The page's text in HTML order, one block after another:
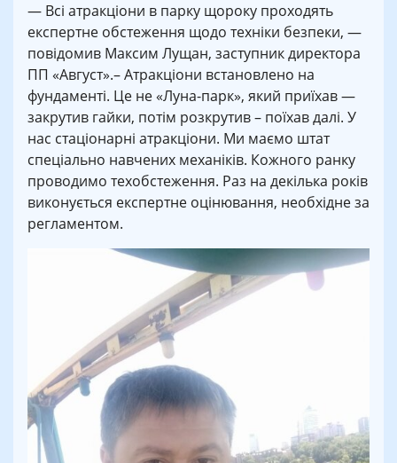
— Всі атракціони в парку щороку проходять
експертне обстеження щодо техніки безпеки, —
повідомив Максим Лущан, заступник директора
ПП «Август».– Атракціони встановлено на
фундаменті. Це не «Луна-парк», який приїхав —
закрутив гайки, потім розкрутив – поїхав далі. У
нас стаціонарні атракціони. Ми маємо штат
спеціально навчених механіків. Кожного ранку
проводимо техобстеження. Раз на декілька років
виконується експертне оцінювання, необхідне за
регламентом.